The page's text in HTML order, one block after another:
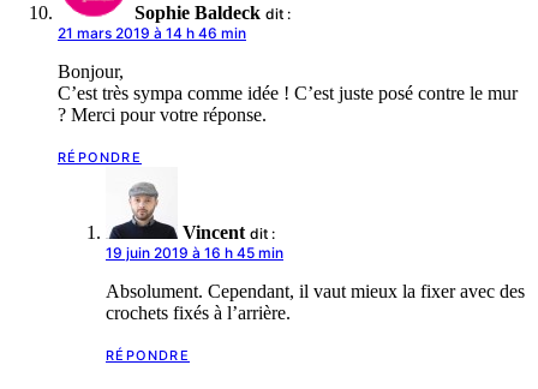
Sophie Baldeck dit :
21 mars 2019 à 14 h 46 min
Bonjour,
C’est très sympa comme idée ! C’est juste posé contre le mur
? Merci pour votre réponse.
RÉPONDRE
Vincent dit :
19 juin 2019 à 16 h 45 min
Absolument. Cependant, il vaut mieux la fixer avec des
crochets fixés à l’arrière.
RÉPONDRE